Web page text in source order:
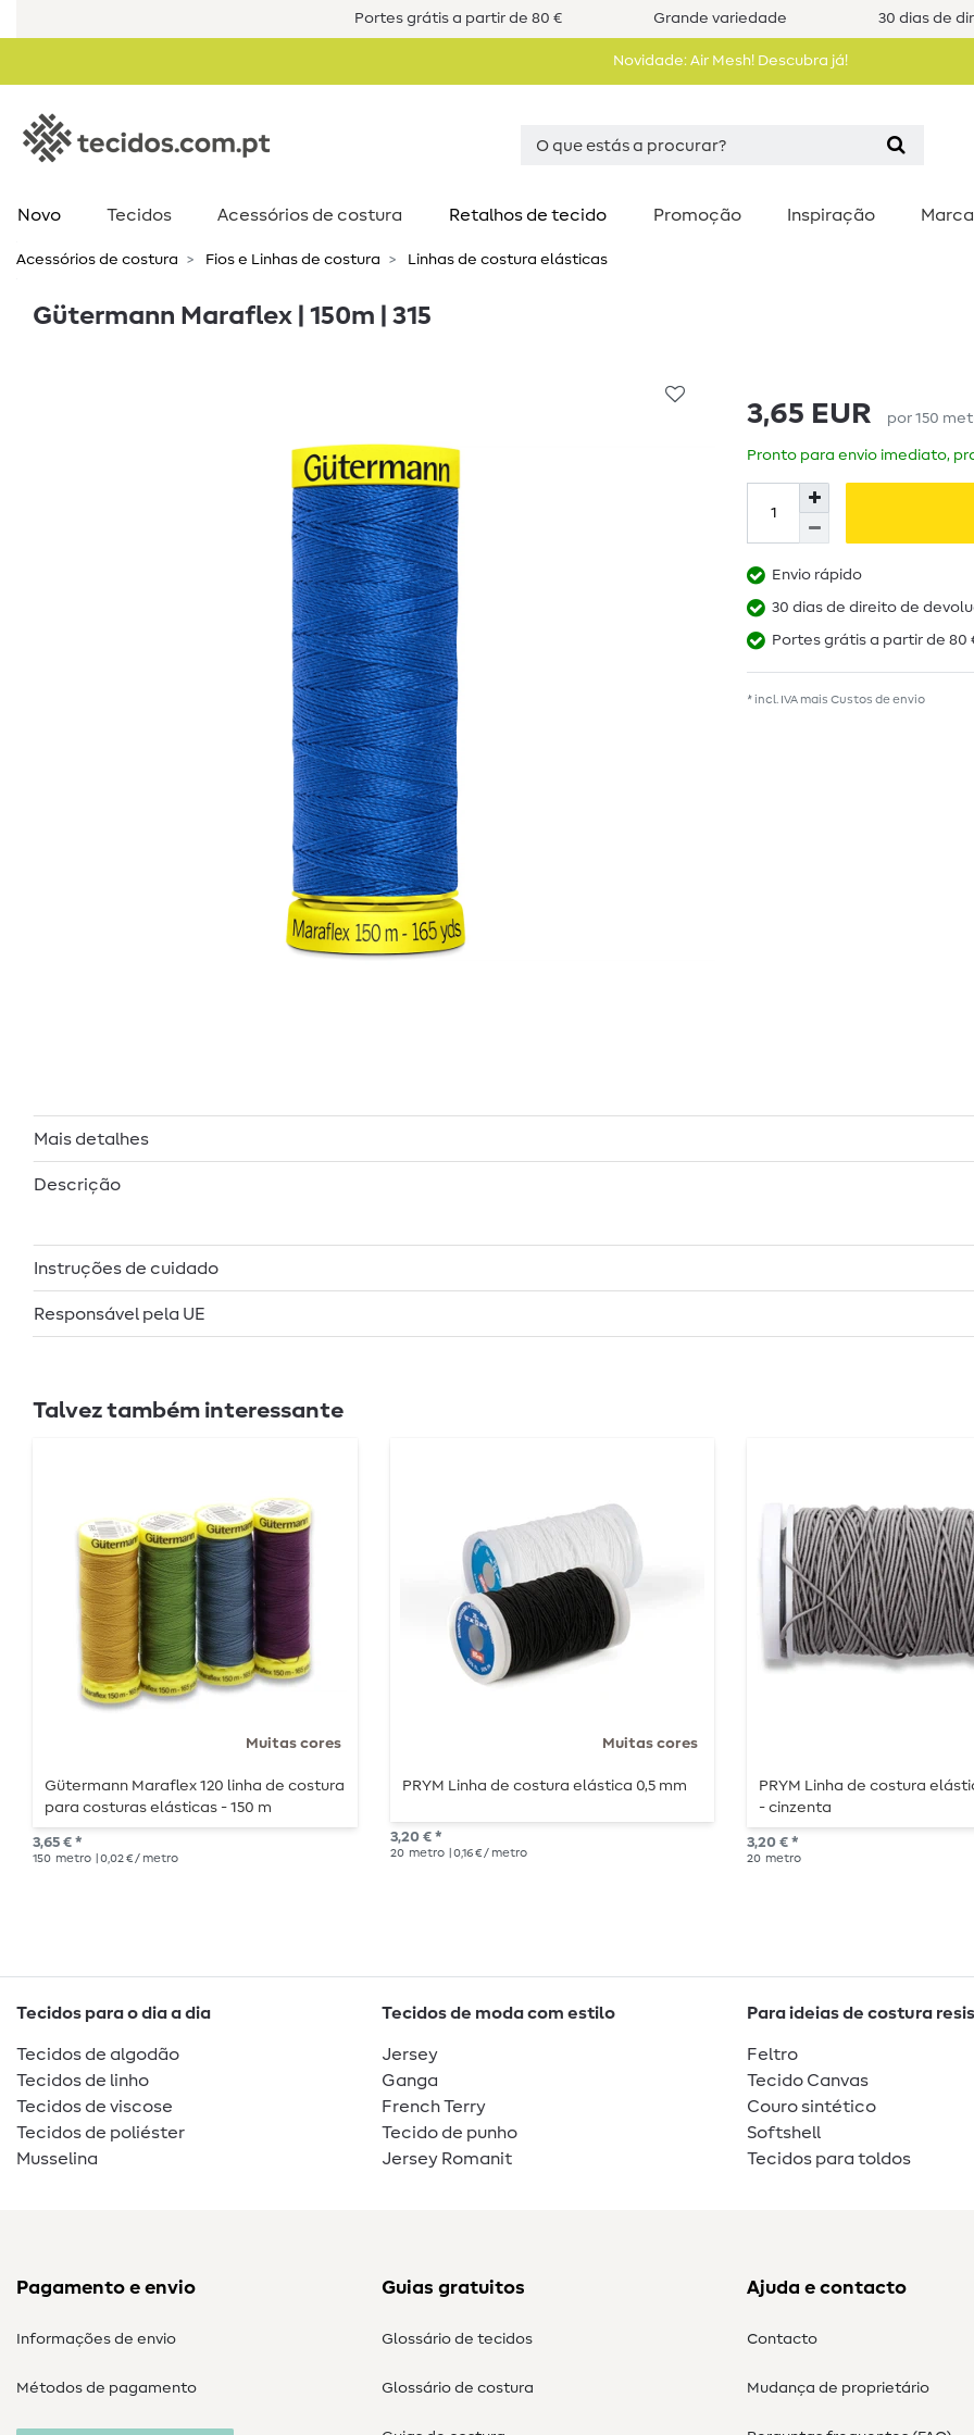
Portes grátis a partir de 80 € Grande variedade 30 dias de
Novidade: Air Mesh! Descubra já!
Novo Tecidos Acessórios de costura​ Retalhos de tecido Promoção Inspiração
Acessórios de costura​ Fios e Linhas de costura Linhas de costura elásticas
Gütermann Maraflex | 150m | 315
3,65 EUR por 150
Pronto para envio imediato,
Envio rápido
30 dias de direito de
Portes grátis a partir de 80
* incl. IVA mais Custos de envio
Mais detalhes
Descrição
Instruções de cuidado
Responsável pela UE
Talvez também interessante
Muitas cores
Gütermann Maraflex 120 linha de costura
para costuras elásticas - 150 m
3,65 € *
150 metro | 0,02 € / metro
Muitas cores
PRYM Linha de costura elástica 0,5 mm
3,20 € *
20 metro | 0,16 € / metro
PRYM Linha de costura
- cinzenta
3,20 € *
20 metro
Tecidos para o dia a dia
Tecidos de algodão
Tecidos de linho
Tecidos de viscose
Tecidos de poliéster
Musselina
Tecidos de moda com estilo
Jersey
Ganga
French Terry
Tecido de punho
Jersey Romanit
Para ideias de costura
Feltro
Tecido Canvas
Couro sintético
Softshell
Tecidos para toldos
Pagamento e envio
Informações de envio
Métodos de pagamento
Guias gratuitos
Glossário de tecidos
Glossário de costura
Ajuda e contacto
Contacto
Mudança de proprietário